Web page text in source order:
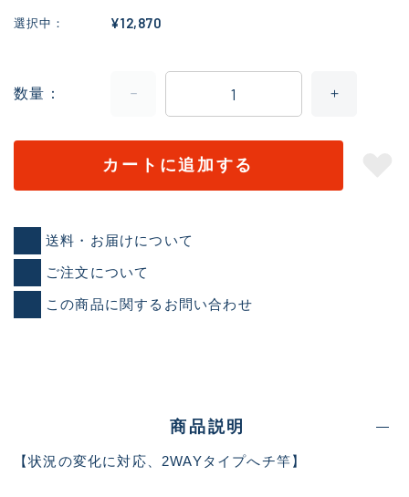
選択中 ¥12,870
数量
カートに追加する
送料・お届けについて
ご注文について
この商品に関するお問い合わせ
商品説明
【状況の変化に対応、2WAYタイプへチ竿】